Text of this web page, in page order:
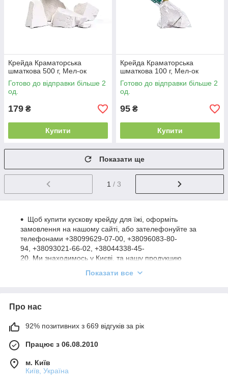
Крейда Краматорська
шматкова 500 г, Мел-ок
Готово до відправки більше 2
од.
179 ₴
Купити
Крейда Краматорська
шматкова 100 г, Мел-ок
Готово до відправки більше 2
од.
95 ₴
Купити
Показати ще
1 / 3
Щоб купити кускову крейду для їжі, оформіть
замовлення на нашому сайті, або зателефонуйте за
телефонами +38099629-07-00, +38096083-80-
94, +38093021-66-02, +38044338-45-
20. Ми знаходимось у Києві, та нашу продукцию
прабабусі свого часу їли крейду, побілку тощо.
мікро-елементів, які організм намагається заповнити
крейди можна їсти. Для їжі рекомендується лише
природна крейда. Вона буває у шматковому чи
Показати все
Про нас
92% позитивних з 669 відгуків за рік
Працює з 06.08.2010
м. Київ
Київ, Україна